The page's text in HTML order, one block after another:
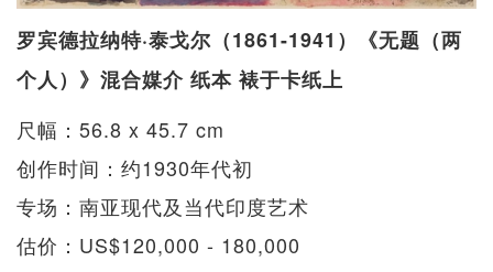
罗宾德拉纳特·泰戈尔（1861-1941）《无题（两
个人）》混合媒介 纸本 裱于卡纸上
尺幅：56.8 x 45.7 cm
创作时间：约1930年代初
专场：南亚现代及当代印度艺术
估价：US$120,000 - 180,000